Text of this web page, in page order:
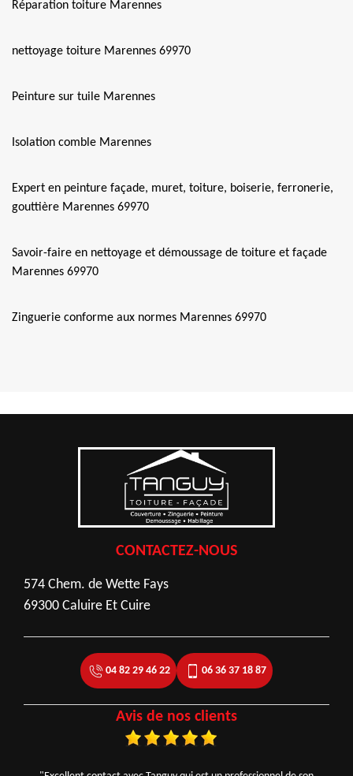
Réparation toiture Marennes
nettoyage toiture Marennes 69970
Peinture sur tuile Marennes
Isolation comble Marennes
Expert en peinture façade, muret, toiture, boiserie, ferronerie,
gouttière Marennes 69970
Savoir-faire en nettoyage et démoussage de toiture et façade
Marennes 69970
Zinguerie conforme aux normes Marennes 69970
CONTACTEZ-NOUS
574 Chem. de Wette Fays
69300 Caluire Et Cuire
04 82 29 46 22 06 36 37 18 87
Avis de nos clients